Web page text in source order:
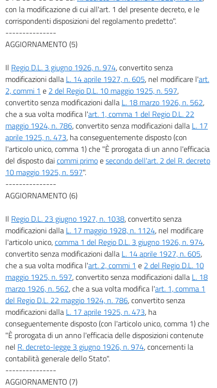
44
45
46
48
Capitolo IV.
Delle spese dello Stato.
49
50
51
52
53
54
55
57
58
59
59 bis
60
61
61 bis
62
63
64
65
con la modificazione di cui all'art. 1 del presente decreto, e le
corrispondenti disposizioni del regolamento predetto".
---------------
AGGIORNAMENTO (5)
Il Regio D.L. 3 giugno 1926, n. 974, convertito senza
modificazioni dalla L. 14 aprile 1927, n. 605, nel modificare l'art.
2, commi 1 e 2 del Regio D.L. 10 maggio 1925, n. 597,
convertito senza modificazioni dalla L. 18 marzo 1926, n. 562,
che a sua volta modifica l'art. 1, comma 1 del Regio D.L. 22
maggio 1924, n. 786, convertito senza modificazioni dalla L. 17
aprile 1925, n. 473, ha conseguentemente disposto (con
l'articolo unico, comma 1) che "È prorogata di un anno l'efficacia
del disposto daicommi primoesecondo dell'art. 2 del R. decreto
10 maggio 1925, n. 597".
---------------
AGGIORNAMENTO (6)
Il Regio D.L. 23 giugno 1927, n. 1038, convertito senza
modificazioni dalla L. 17 maggio 1928, n. 1124, nel modificare
l'articolo unico,comma 1 del Regio D.L. 3 giugno 1926, n. 974,
convertito senza modificazioni dalla L. 14 aprile 1927, n. 605,
che a sua volta modifica l'art. 2, commi 1 e 2 del Regio D.L. 10
maggio 1925, n. 597, convertito senza modificazioni dalla L. 18
marzo 1926, n. 562, che a sua volta modifica l'art. 1, comma 1
del Regio D.L. 22 maggio 1924, n. 786, convertito senza
modificazioni dalla L. 17 aprile 1925, n. 473, ha
conseguentemente disposto (con l'articolo unico, comma 1) che
"È prorogata di un anno l'efficacia delle disposizioni contenute
nel R. decreto-legge 3 giugno 1926, n. 974, concernenti la
contabilità generale dello Stato".
---------------
AGGIORNAMENTO (7)